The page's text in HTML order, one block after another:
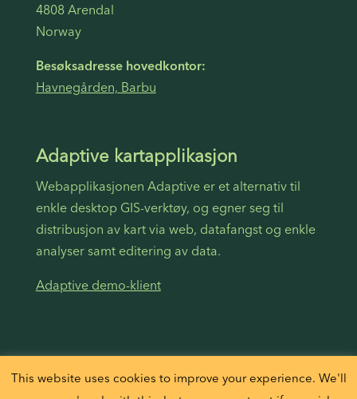
4808 Arendal
Norway
Besøksadresse hovedkontor:
Havnegården, Barbu
Adaptive kartapplikasjon
Webapplikasjonen Adaptive er et alternativ til
enkle desktop GIS-verktøy, og egner seg til
distribusjon av kart via web, datafangst og enkle
analyser samt editering av data.
Adaptive demo-klient
This website uses cookies to improve your experience. We'll